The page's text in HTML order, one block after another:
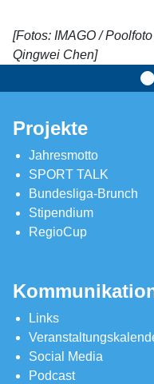
[Fotos: IMAGO /
Qingwei Chen]
Projekte
Jahresmotto
SPORT TALK
Bundesliga-Brunch
Stipendium
RegioCup
Links
Social Media
Podcast